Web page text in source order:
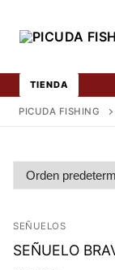
TIENDA
PICUDA FISHING
SEÑUELOS
SEÑUELO